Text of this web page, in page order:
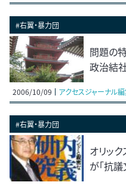
#右翼・暴力団
問題の
政治結
2006/10/09 アクセスジャーナル
#右翼・暴力団
オリッ
が「抗議